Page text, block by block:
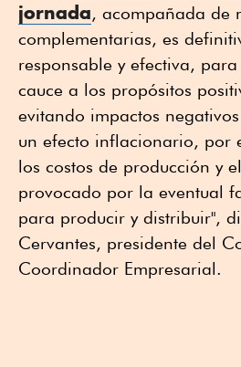
jornada, acompañada de
complementarias, es
responsable y efectiva,
cauce a los propósitos
evitando impactos
un efecto inflacionario, por
los costos de producción y
provocado por la eventual
para producir y distribuir",
Cervantes, presidente del
Coordinador Empresarial.